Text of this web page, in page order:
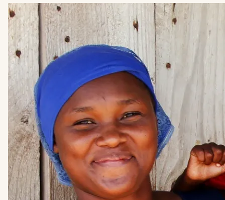
LEES
MEER
OVER
ADVENTSACTIE
2026
-
GEEF
TOEKOMST